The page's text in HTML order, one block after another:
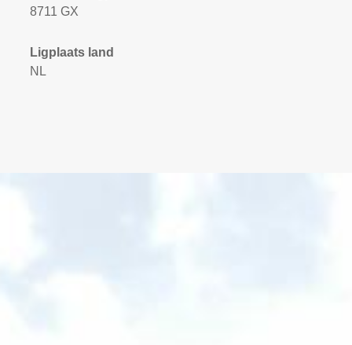
8711 GX
Ligplaats land
NL